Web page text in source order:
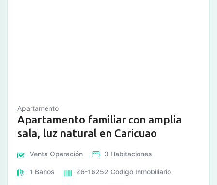
Apartamento
Apartamento familiar con amplia
sala, luz natural en Caricuao
Venta Operación 3 Habitaciones
1 Baños 26-16252 Codigo Inmobiliario